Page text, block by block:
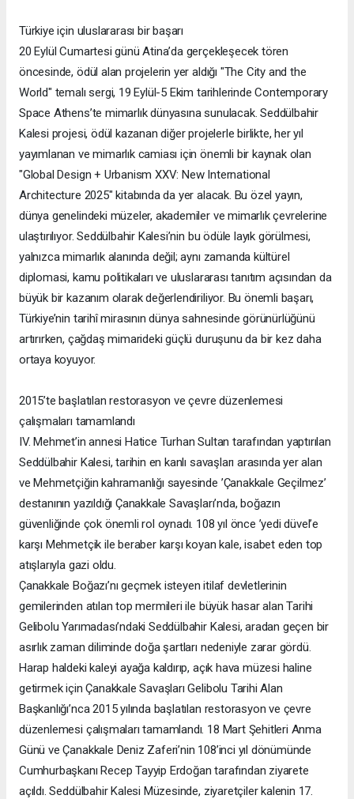
Türkiye için uluslararası bir başarı
20 Eylül Cumartesi günü Atina’da gerçekleşecek tören
öncesinde, ödül alan projelerin yer aldığı "The City and the
World" temalı sergi, 19 Eylül-5 Ekim tarihlerinde Contemporary
Space Athens’te mimarlık dünyasına sunulacak. Seddülbahir
Kalesi projesi, ödül kazanan diğer projelerle birlikte, her yıl
yayımlanan ve mimarlık camiası için önemli bir kaynak olan
"Global Design + Urbanism XXV: New International
Architecture 2025" kitabında da yer alacak. Bu özel yayın,
dünya genelindeki müzeler, akademiler ve mimarlık çevrelerine
ulaştırılıyor. Seddülbahir Kalesi’nin bu ödüle layık görülmesi,
yalnızca mimarlık alanında değil; aynı zamanda kültürel
diplomasi, kamu politikaları ve uluslararası tanıtım açısından da
büyük bir kazanım olarak değerlendiriliyor. Bu önemli başarı,
Türkiye’nin tarihî mirasının dünya sahnesinde görünürlüğünü
artırırken, çağdaş mimarideki güçlü duruşunu da bir kez daha
ortaya koyuyor.
2015’te başlatılan restorasyon ve çevre düzenlemesi
çalışmaları tamamlandı
IV. Mehmet’in annesi Hatice Turhan Sultan tarafından yaptırılan
Seddülbahir Kalesi, tarihin en kanlı savaşları arasında yer alan
ve Mehmetçiğin kahramanlığı sayesinde ’Çanakkale Geçilmez’
destanının yazıldığı Çanakkale Savaşları’nda, boğazın
güvenliğinde çok önemli rol oynadı. 108 yıl önce ’yedi düvel’e
karşı Mehmetçik ile beraber karşı koyan kale, isabet eden top
atışlarıyla gazi oldu.
Çanakkale Boğazı’nı geçmek isteyen itilaf devletlerinin
gemilerinden atılan top mermileri ile büyük hasar alan Tarihi
Gelibolu Yarımadası’ndaki Seddülbahir Kalesi, aradan geçen bir
asırlık zaman diliminde doğa şartları nedeniyle zarar gördü.
Harap haldeki kaleyi ayağa kaldırıp, açık hava müzesi haline
getirmek için Çanakkale Savaşları Gelibolu Tarihi Alan
Başkanlığı’nca 2015 yılında başlatılan restorasyon ve çevre
düzenlemesi çalışmaları tamamlandı. 18 Mart Şehitleri Anma
Günü ve Çanakkale Deniz Zaferi’nin 108’inci yıl dönümünde
Cumhurbaşkanı Recep Tayyip Erdoğan tarafından ziyarete
açıldı. Seddülbahir Kalesi Müzesinde, ziyaretçiler kalenin 17.